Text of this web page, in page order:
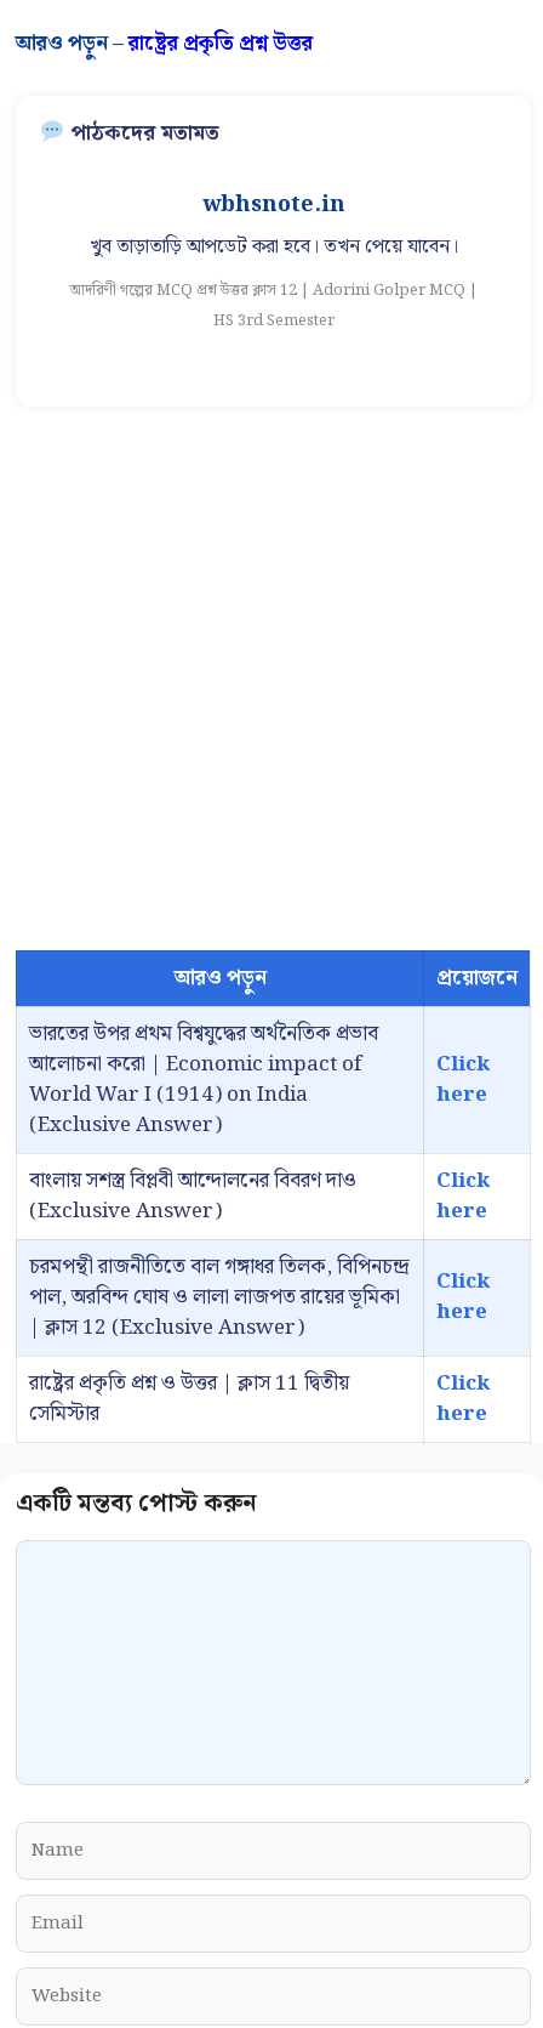
আরও পড়ুন –রাষ্ট্রের প্রকৃতি প্রশ্ন উত্তর
পাঠকদের মতামত
wbhsnote.in
খুব তাড়াতাড়ি আপডেট করা হবে। তখন পেয়ে যাবেন।
আদরিণী গল্পের MCQ প্রশ্ন উত্তর ক্লাস 12 | Adorini Golper MCQ |
HS 3rd Semester
আরও পড়ুন
প্রয়োজনে
ভারতের উপর প্রথম বিশ্বযুদ্ধের অর্থনৈতিক প্রভাব
আলোচনা করো | Economic impact of
World War I (1914) on India
(Exclusive Answer)
Click
here
বাংলায় সশস্ত্র বিপ্লবী আন্দোলনের বিবরণ দাও
(Exclusive Answer)
Click
here
চরমপন্থী রাজনীতিতে বাল গঙ্গাধর তিলক, বিপিনচন্দ্র
পাল, অরবিন্দ ঘোষ ও লালা লাজপত রায়ের ভূমিকা
| ক্লাস 12 (Exclusive Answer)
Click
here
রাষ্ট্রের প্রকৃতি প্রশ্ন ও উত্তর | ক্লাস 11 দ্বিতীয়
সেমিস্টার
Click
here
Comment
Name
Email
Website